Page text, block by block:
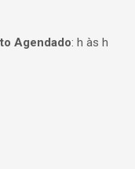
Agendado: h às h